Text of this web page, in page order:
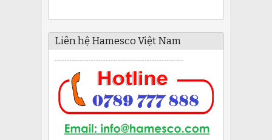
Liên hệ Hamesco Việt Nam
-----------------------------------------------------